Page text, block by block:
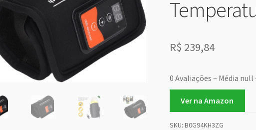
R$ 239,84
0 Avaliações – Média null
Ver na Amazon
SKU: B0G94KH3ZG